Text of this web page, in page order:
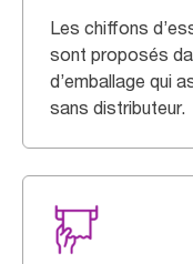
Les chiffons
sont proposés
d’emballage qui
sans distributeur.